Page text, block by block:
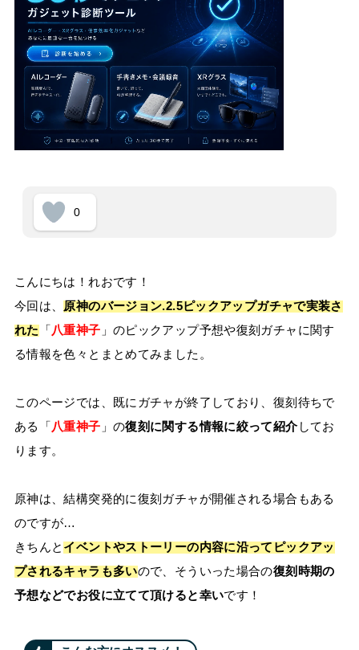
0
こんにちは！れおです！
今回は、 原神のバージョン.2.5ピックアップガチャで実装さ
れた 「八重神子 」のピックアップ予想や復刻ガチャに関す
る情報を色々とまとめてみました。
このページでは、既にガチャが終了しており、復刻待ちで
ある「八重神子 」の復刻に関する情報に絞って紹介してお
ります。
原神は、結構突発的に復刻ガチャが開催される場合もある
のですが…
きちんと イベントやストーリーの内容に沿ってピックアッ
プされるキャラも多いので、そういった場合の復刻時期の
予想などでお役に立てて頂けると幸いです！